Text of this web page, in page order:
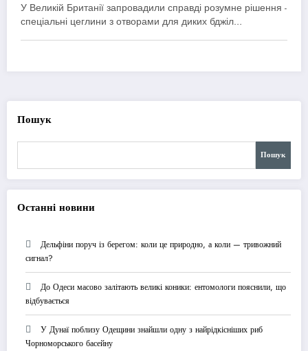
У Великій Британії запровадили справді розумне рішення -
спеціальні цеглини з отворами для диких бджіл…
Пошук
Пошук
Останні новини
Дельфіни поруч із берегом: коли це природно, а коли — тривожний
сигнал?
До Одеси масово залітають великі коники: ентомологи пояснили, що
відбувається
У Дунаї поблизу Одещини знайшли одну з найрідкісніших риб
Чорноморського басейну